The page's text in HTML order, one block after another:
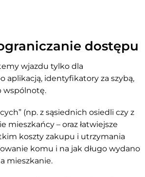
dostępu
wjazdu tylko dla
aplikacją, identyfikatory za szybą,
wspólnotę.
(np. z sąsiednich osiedli czy z
mieszkańcy – oraz łatwiejsze
koszty zakupu i utrzymania
komu i na jak długo wydano
mieszkanie.